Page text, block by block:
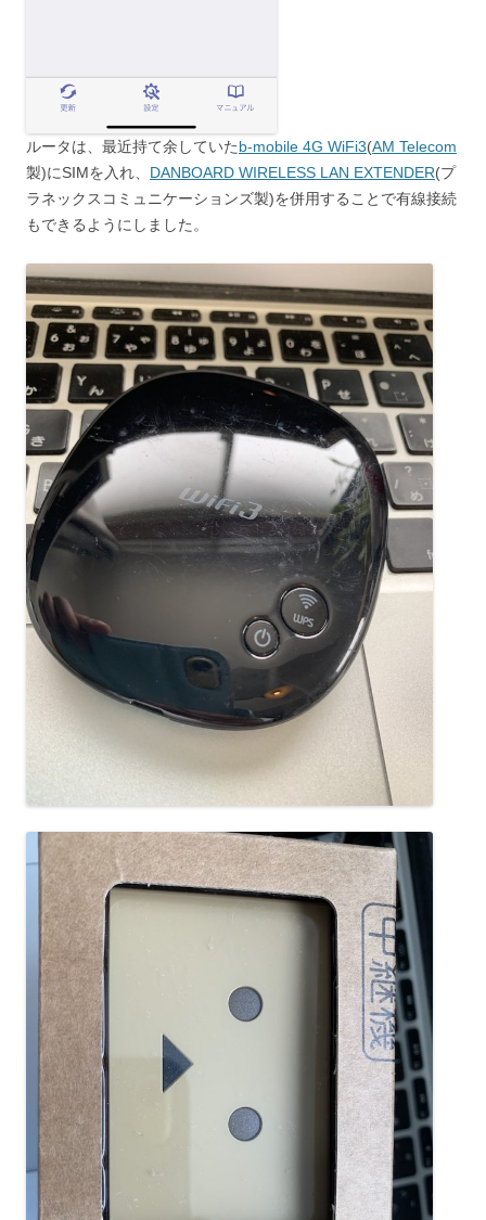
ルータは、最近持て余していたb-mobile 4G WiFi3(AM Telecom
製)にSIMを入れ、 DANBOARD WIRELESS LAN EXTENDER(プ
ラネックスコミュニケーションズ製)を併用することで有線接続
もできるようにしました。